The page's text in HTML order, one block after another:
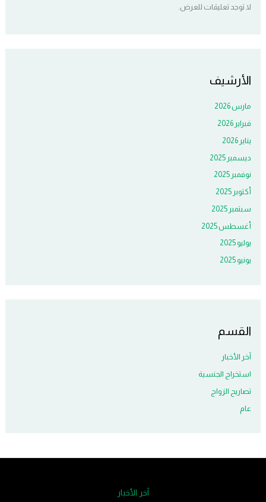
لا توجد تعليقات للعرض.
الأرشيف
مارس 2026
فبراير 2026
يناير 2026
ديسمبر 2025
نوفمبر 2025
أكتوبر 2025
سبتمبر 2025
أغسطس 2025
يوليو 2025
يونيو 2025
القسم
آخر الأخبار
استخراج الجنسية
تصاريح الزواج
عام
آخر الأخبار